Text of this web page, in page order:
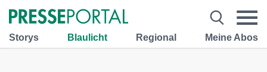
Storys Blaulicht Regional Meine Abos